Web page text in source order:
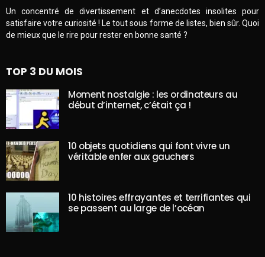
Un concentré de divertissement et d’anecdotes insolites pour
satisfaire votre curiosité ! Le tout sous forme de listes, bien sûr. Quoi
de mieux que le rire pour rester en bonne santé ?
TOP 3 DU MOIS
Moment nostalgie : les ordinateurs au
début d’internet, c’était ça !
10 objets quotidiens qui font vivre un
véritable enfer aux gauchers
10 histoires effrayantes et terrifiantes qui
se passent au large de l’océan